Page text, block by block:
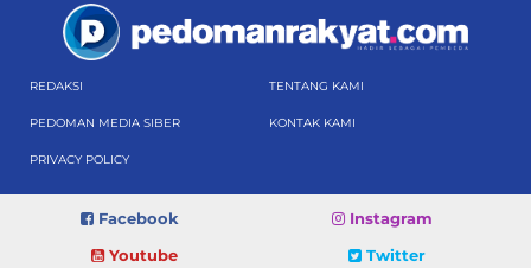
REDAKSI TENTANG KAMI
PEDOMAN MEDIA SIBER KONTAK KAMI
PRIVACY POLICY
Facebook
Instagram
Youtube
Twitter